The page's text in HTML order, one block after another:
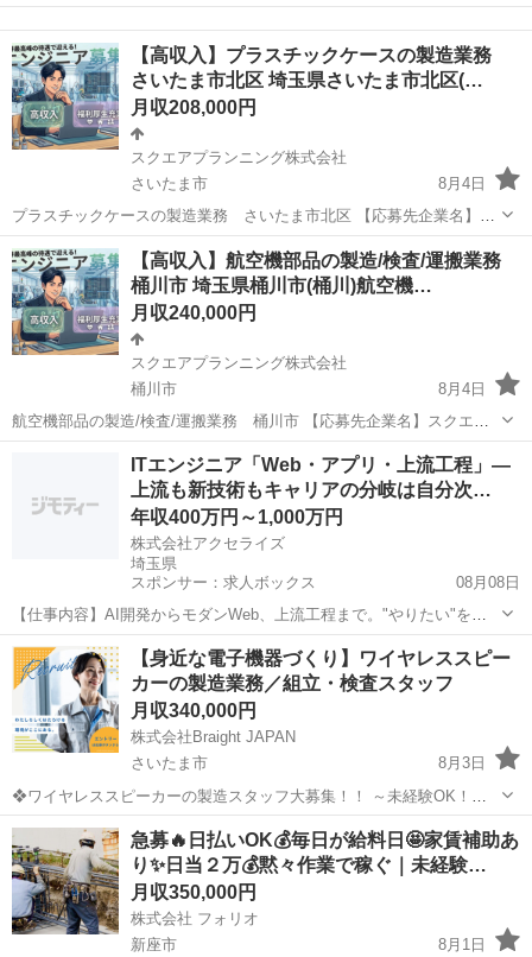
名】スクエアプランニング株式会社 【雇用形態】正社員【人材紹介】
【職種】自動車業界以外(製造・部品組立・加工) 【応募資格】 ・年齢
要件: ～ 60歳 ・... 【高収入】プラスチックケースの製造業務
さいたま市北区 埼玉県さいたま市北区(…
月収208,000円
スクエアプランニング株式会社
さいたま市
8月4日
プラスチックケースの製造業務 さいたま市北区 【応募先企業名】ス
クエアプランニング株式会社 【雇用形態】正社員【人材紹介】 【職
種】自動車業界以外(製造・部品組立・加工) 【応募資格】 ・年齢要件:
～ 60歳 ・日本語ネ...
埼玉 さいたま市 その他 業務
【高収入】航空機部品の製造/検査/運搬業務
桶川市 埼玉県桶川市(桶川)航空機…
月収240,000円
スクエアプランニング株式会社
桶川市
8月4日
航空機部品の製造/検査/運搬業務 桶川市 【応募先企業名】スクエア
プランニング株式会社 【雇用形態】正社員【人材紹介】 【職種】自動
車業界以外(製造・部品組立・加工) 【応募資格】 ・年齢要件: ～ 60歳
・日本語ネイテ...
桶川市 その他 業務
ITエンジニア「Web・アプリ・上流工程」―
上流も新技術もキャリアの分岐は自分次…
年収400万円～1,000万円
株式会社アクセライズ
埼玉県
スポンサー：求人ボックス
08月08日
【仕事内容】AI開発からモダンWeb、上流工程まで。"やりたい"を選
べるITエンジニア|経験3年〜・年収400万円〜1000万円 仕事内容: 上流
も…新技術も…キャリアの分岐は自分次第。 圧倒的な安定基盤のも
と、エンジニアベースで...
正社員
【身近な電子機器づくり】ワイヤレススピー
カーの製造業務／組立・検査スタッフ
月収340,000円
株式会社Braight JAPAN
さいたま市
8月3日
❖ワイヤレススピーカーの製造スタッフ大募集！！ ～未経験OK！安
定のモノづくりワーク～ 📌 たった10秒でわかる！このお仕事のポイン
ト☝ ✅ 未経験から“手に職”がつけられる！ ✅ コツコツ・モクモク作業
が好きな...
埼玉 さいたま市 その他 未経験
急募🔥日払いOK💰毎日が給料日🤩家賃補助あ
り✨日当２万💰黙々作業で稼ぐ｜未経験…
月収350,000円
株式会社 フォリオ
新座市
8月1日